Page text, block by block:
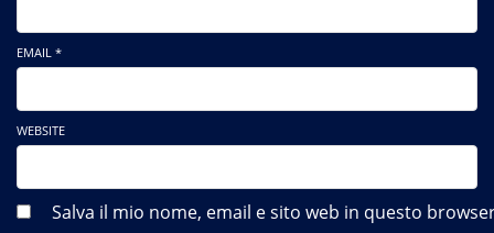
EMAIL *
WEBSITE
Salva il mio nome, email e sito web in questo